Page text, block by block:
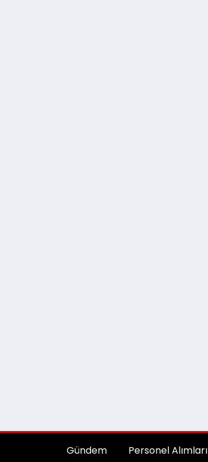
Gündem Personel Alımları